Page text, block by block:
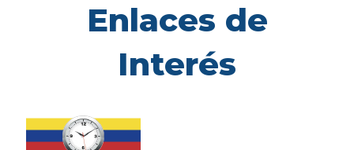
Enlaces de
Interés